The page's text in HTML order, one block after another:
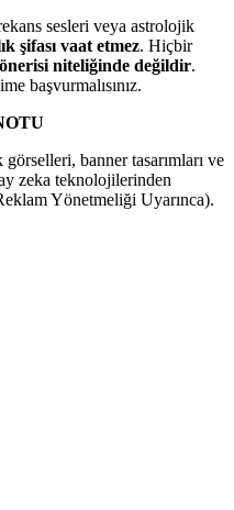
sesleri veya astrolojik
şifası vaat etmez. Hiçbir
niteliğinde değildir.
başvurmalısınız.
banner tasarımları ve
zeka teknolojilerinden
Yönetmeliği Uyarınca).